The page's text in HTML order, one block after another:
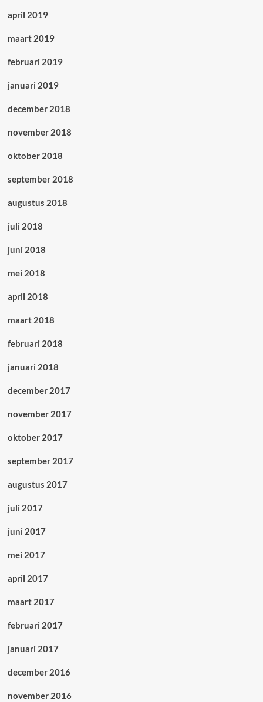
april 2019
maart 2019
februari 2019
januari 2019
december 2018
november 2018
oktober 2018
september 2018
augustus 2018
juli 2018
juni 2018
mei 2018
april 2018
maart 2018
februari 2018
januari 2018
december 2017
november 2017
oktober 2017
september 2017
augustus 2017
juli 2017
juni 2017
mei 2017
april 2017
maart 2017
februari 2017
januari 2017
december 2016
november 2016